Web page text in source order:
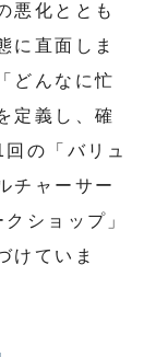
悪化ととも
に直面しま
どんなに忙
定義し、確
の「バリュ
チャーサー
ショップ」
けていま